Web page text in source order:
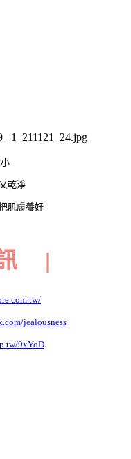
乾淨
肌膚養好
|
jealousness
9xYoD